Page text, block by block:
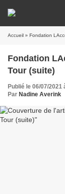
Accueil » Fondation
Fondation
Tour (suite)
Publié le 06/07/2021
Par Nadine Averink